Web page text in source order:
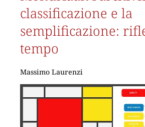
classificazione e la
semplificazione:
tempo
Massimo Laurenzi